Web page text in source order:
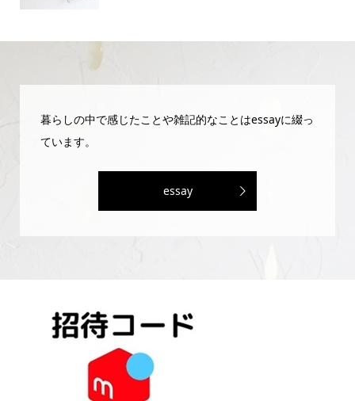
暮らしの中で感じたことや雑記的なことはessayに綴っ
ています。
essay